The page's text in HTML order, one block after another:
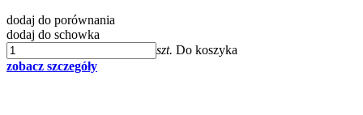
dodaj do porównania
dodaj do schowka
szt. Do koszyka
zobacz szczegóły